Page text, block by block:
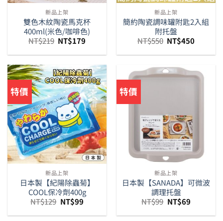
新品上架
雙色木紋陶瓷馬克杯
400ml(米色/咖啡色)
NT$219 原
始
價
NT$219。
NT$179
價
NT$179。
新品上架
簡約陶瓷調味罐附匙2入組
附托盤
NT$550 原
始
價
NT$550。
NT$450目
價
NT$450
特價
新品上架
日本製【紀陽除蟲菊】
COOL保冷劑400g
NT$129 原
始
價
NT$99目
價
特價
新品上架
日本製【SANADA】可微波
調理托盤
NT$99 原
始
價
NT$69目
價